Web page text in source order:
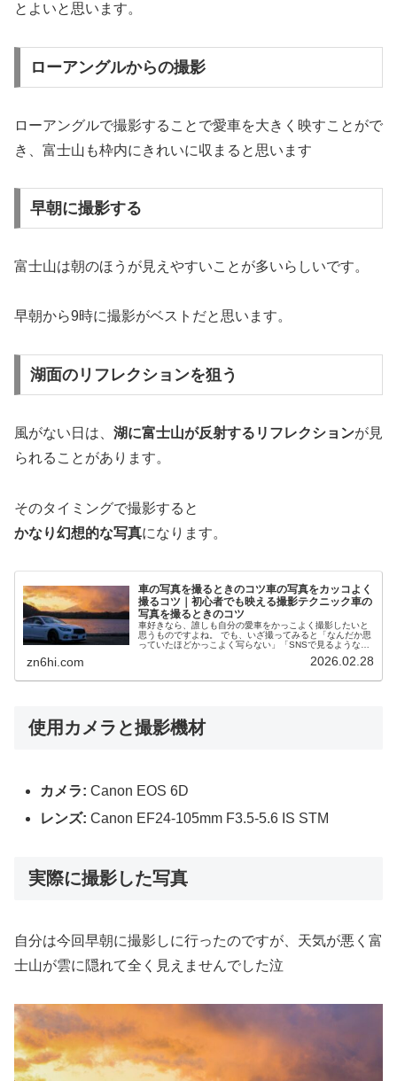
とよいと思います。
ローアングルからの撮影
ローアングルで撮影することで愛車を大きく映すことがで
き、富士山も枠内にきれいに収まると思います
早朝に撮影する
富士山は朝のほうが見えやすいことが多いらしいです。
早朝から9時に撮影がベストだと思います。
湖面のリフレクションを狙う
風がない日は、 湖に富士山が反射するリフレクションが見
られることがあります。
そのタイミングで撮影すると
かなり幻想的な写真になります。
車の写真を撮るときのコツ車の写真をカッコよく
撮るコツ｜初心者でも映える撮影テクニック車の
写真を撮るときのコツ
車好きなら、誰しも自分の愛車をかっこよく撮影したいと
思うものですよね。 でも、いざ撮ってみると「なんだか思
っていたほどかっこよく写らない」「SNSで見るような映
は、車の写真はほんの少しのコツを意識するだけで、見違
や難しい知識がなくても、撮影する時間帯や角度、背景の
やすく紹介していきます。
zn6hi.com 2026.02.28
使用カメラと撮影機材
カメラ: Canon EOS 6D
レンズ: Canon EF24-105mm F3.5-5.6 IS STM
実際に撮影した写真
自分は今回早朝に撮影しに行ったのですが、天気が悪く富
士山が雲に隠れて全く見えませんでした泣